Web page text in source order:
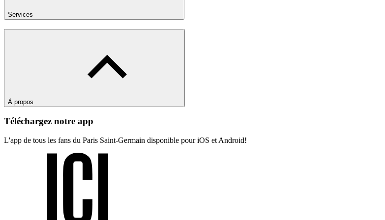
Services
À propos
Téléchargez notre app
L'app de tous les fans du Paris Saint-Germain disponible pour iOS et Android!